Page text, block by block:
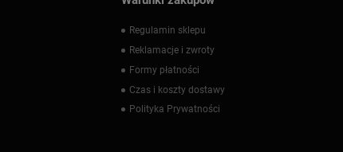
Regulamin sklepu
Reklamacje i zwroty
Formy płatności
Czas i koszty dostawy
Polityka Prywatności